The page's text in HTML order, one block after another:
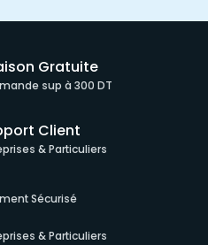
Gratuite
sup à 300 DT
Client
& Particuliers
Sécurisé
& Particuliers